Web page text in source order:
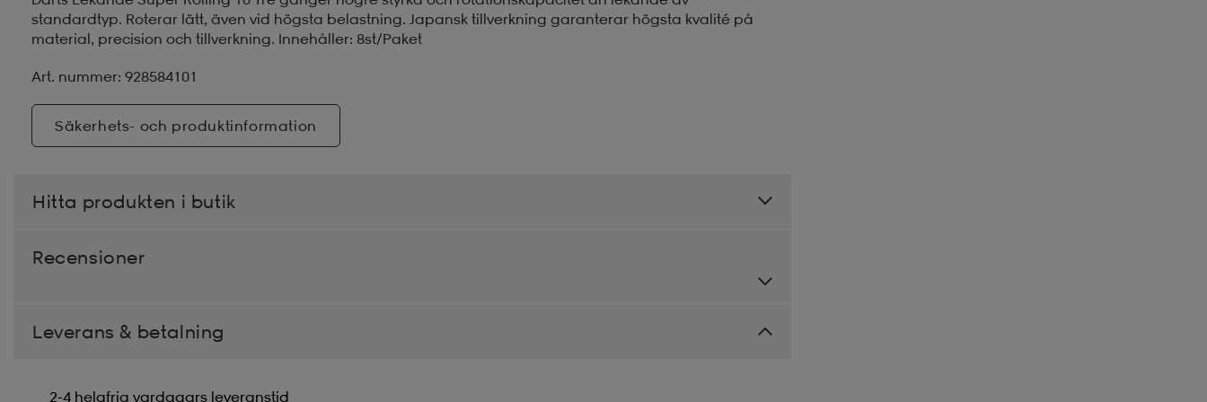
standardtyp. Roterar lätt, även vid högsta belastning. Japansk tillverkning garanterar högsta kvalité på
material, precision och tillverkning. Innehåller: 8st/Paket
Art. nummer: 928584101
Säkerhets- och produktinformation
Hitta produkten i butik
Recensioner
Leverans & betalning
2-4 helgfria vardagars leveranstid